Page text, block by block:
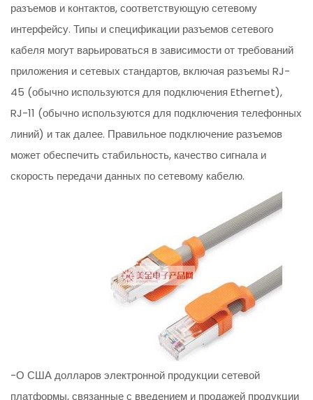
разъемов и контактов, соответствующую сетевому
интерфейсу. Типы и спецификации разъемов сетевого
кабеля могут варьироваться в зависимости от требований
приложения и сетевых стандартов, включая разъемы RJ-
45 (обычно используются для подключения Ethernet),
RJ-11 (обычно используются для подключения телефонных
линий) и так далее. Правильное подключение разъемов
может обеспечить стабильность, качество сигнала и
скорость передачи данных по сетевому кабелю.
-О США долларов электронной продукции сетевой
платформы, связанные с введением и продажей продукции